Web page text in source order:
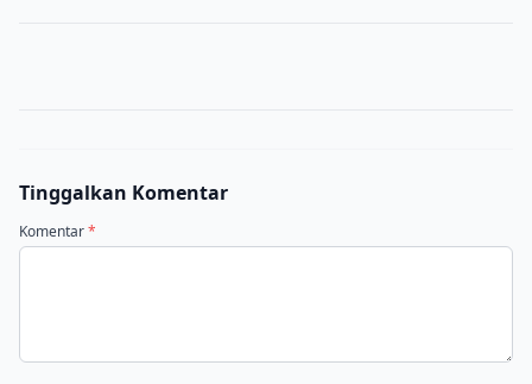
Tinggalkan Komentar
Komentar*